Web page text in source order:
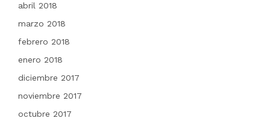
abril 2018
marzo 2018
febrero 2018
enero 2018
diciembre 2017
noviembre 2017
octubre 2017